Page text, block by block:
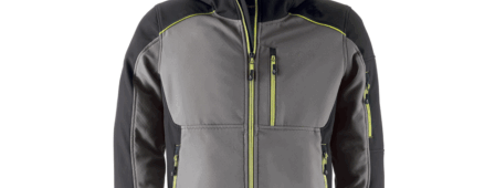
odabrati
stranici
proizvoda